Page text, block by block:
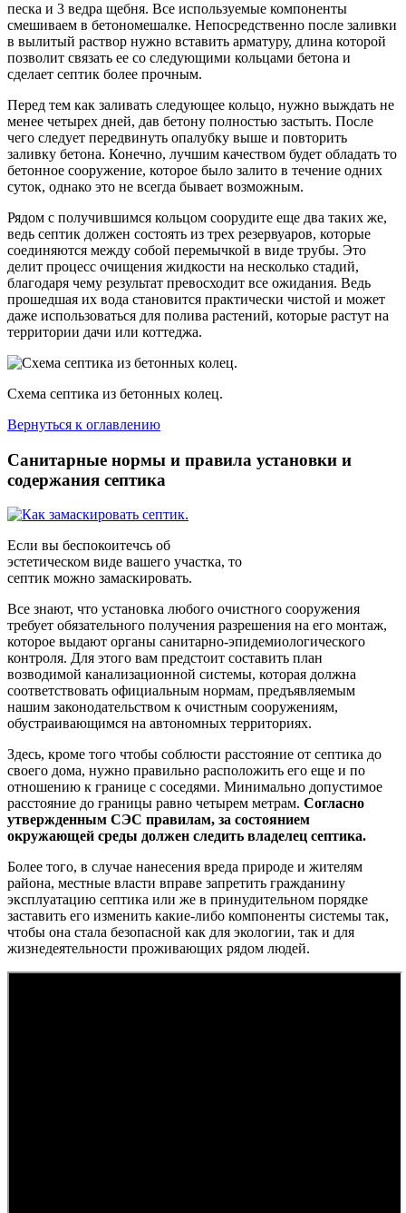
песка и 3 ведра щебня. Все используемые компоненты
смешиваем в бетономешалке. Непосредственно после заливки
в вылитый раствор нужно вставить арматуру, длина которой
позволит связать ее со следующими кольцами бетона и
сделает септик более прочным.
Перед тем как заливать следующее кольцо, нужно выждать не
менее четырех дней, дав бетону полностью застыть. После
чего следует передвинуть опалубку выше и повторить
заливку бетона. Конечно, лучшим качеством будет обладать то
бетонное сооружение, которое было залито в течение одних
суток, однако это не всегда бывает возможным.
Рядом с получившимся кольцом соорудите еще два таких же,
ведь септик должен состоять из трех резервуаров, которые
соединяются между собой перемычкой в виде трубы. Это
делит процесс очищения жидкости на несколько стадий,
благодаря чему результат превосходит все ожидания. Ведь
прошедшая их вода становится практически чистой и может
даже использоваться для полива растений, которые растут на
территории дачи или коттеджа.
Схема септика из бетонных колец.
Вернуться к оглавлению
Санитарные нормы и правила установки и
содержания септика
Если вы беспокоитечсь об
эстетическом виде вашего участка, то
септик можно замаскировать.
Все знают, что установка любого очистного сооружения
требует обязательного получения разрешения на его монтаж,
которое выдают органы санитарно-эпидемиологического
контроля. Для этого вам предстоит составить план
возводимой канализационной системы, которая должна
соответствовать официальным нормам, предъявляемым
нашим законодательством к очистным сооружениям,
обустраивающимся на автономных территориях.
Здесь, кроме того чтобы соблюсти расстояние от септика до
своего дома, нужно правильно расположить его еще и по
отношению к границе с соседями. Минимально допустимое
расстояние до границы равно четырем метрам. Согласно
утвержденным СЭС правилам, за состоянием
окружающей среды должен следить владелец септика.
Более того, в случае нанесения вреда природе и жителям
района, местные власти вправе запретить гражданину
эксплуатацию септика или же в принудительном порядке
заставить его изменить какие-либо компоненты системы так,
чтобы она стала безопасной как для экологии, так и для
жизнедеятельности проживающих рядом людей.